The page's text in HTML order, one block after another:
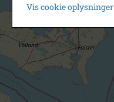
Vis cookie oplysninger